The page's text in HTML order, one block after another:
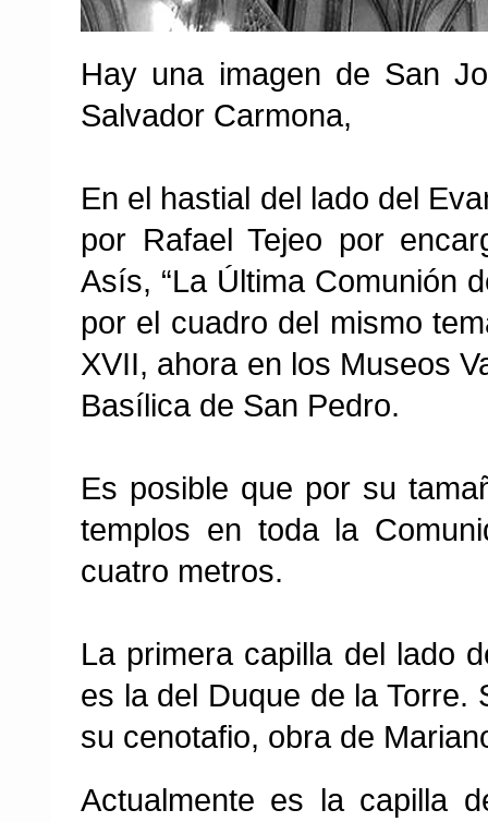
Hay una imagen de San
Salvador Carmona,
En el hastial del lado del
por Rafael Tejeo por
Asís, “La Última Comunión
por el cuadro del mismo
XVII, ahora en los Museos
Basílica de San Pedro.
Es posible que por su
templos en toda la
cuatro metros.
La primera capilla del lado
es la del Duque de la
su cenotafio, obra de
Actualmente es la capilla